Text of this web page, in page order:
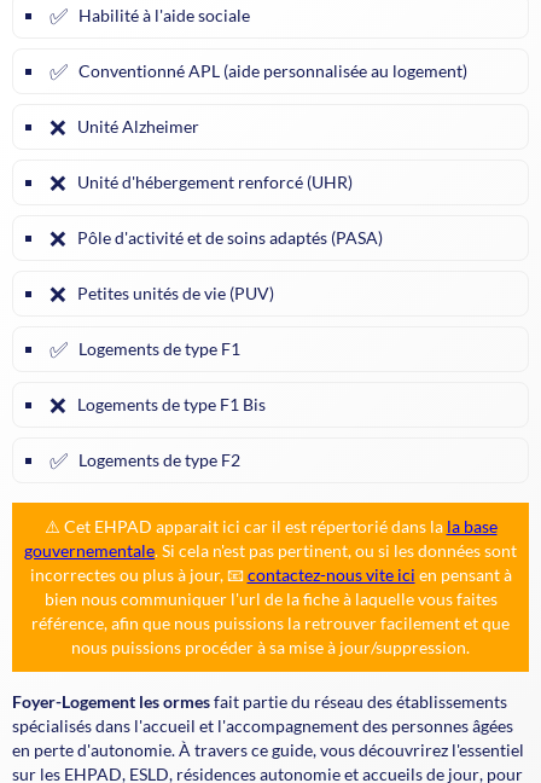
✅ Habilité à l'aide sociale
✅ Conventionné APL (aide personnalisée au logement)
❌ Unité Alzheimer
❌ Unité d'hébergement renforcé (UHR)
❌ Pôle d'activité et de soins adaptés (PASA)
❌ Petites unités de vie (PUV)
✅ Logements de type F1
❌ Logements de type F1 Bis
✅ Logements de type F2
⚠️ Cet EHPAD apparait ici car il est répertorié dans la la base
gouvernementale. Si cela n'est pas pertinent, ou si les données sont
incorrectes ou plus à jour, 📧contactez-nous vite ici en pensant à
bien nous communiquer l'url de la fiche à laquelle vous faites
référence, afin que nous puissions la retrouver facilement et que
nous puissions procéder à sa mise à jour/suppression.
Foyer-Logement les ormesfait partie du réseau des établissements
spécialisés dans l'accueil et l'accompagnement des personnes âgées
en perte d'autonomie. À travers ce guide, vous découvrirez l'essentiel
sur les EHPAD, ESLD, résidences autonomieetaccueils de jour, pour